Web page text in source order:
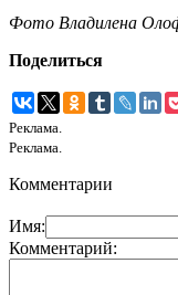
Фото Владилена
Поделиться
Реклама.
Реклама.
Комментарии
Имя:
Комментарий: